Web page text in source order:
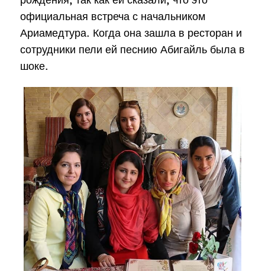
официальная встреча с начальником
Ариамедтура. Когда она зашла в ресторан и
сотрудники пели ей песнию Абигайль была в
шоке.